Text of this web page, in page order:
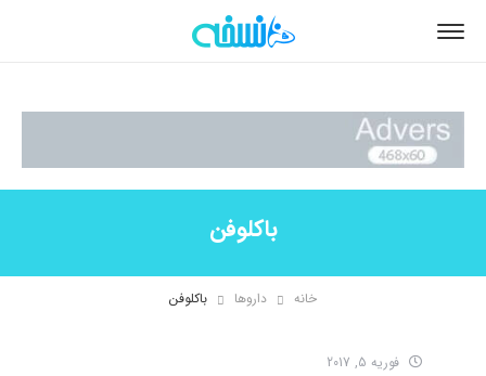
باکلوفن
خانه داروها باکلوفن
فوریه 5, 2017